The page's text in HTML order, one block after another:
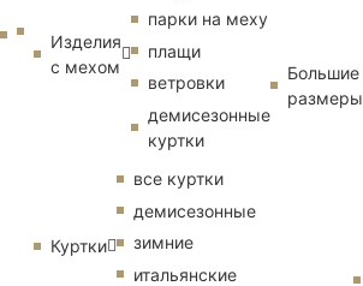
Изделия
с мехом
парки на меху
плащи
ветровки
демисезонные
куртки
Куртки
все куртки
демисезонные
зимние
итальянские
Большие
размеры